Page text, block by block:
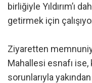
birliğiyle Yıldırım’ı
getirmek için
Ziyaretten
Mahallesi esnafı
sorunlarıyla